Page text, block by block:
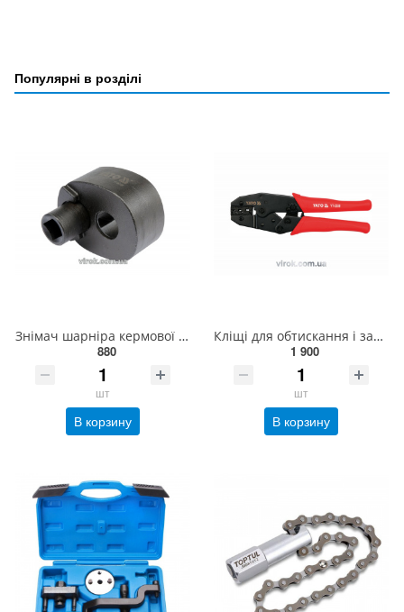
Популярні в розділі
Знімач шарніра кермової рейки YATO Ø= 35-42 мм, квадратний привід- 1/2" [25] YT-06160
880
шт
В корзину
Кліщі для обтискання і зачистки проводів YATO, L=220 мм [5/30] YT-2250
1 900
шт
В корзину